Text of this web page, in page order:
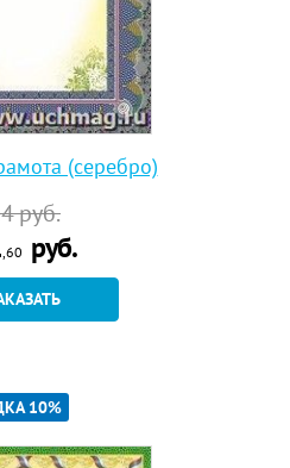
(серебро)
руб.
,60 руб.
10%